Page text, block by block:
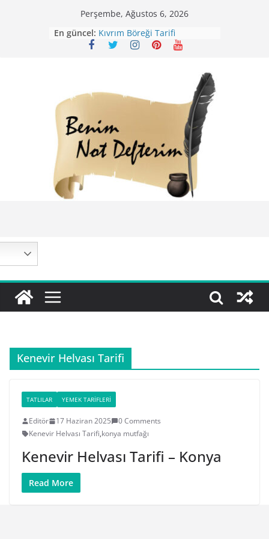
Perşembe, Ağustos 6, 2026
En güncel: Kıvrım Böreği Tarifi
Karabuğday Pilavı Tarifi
Kenevir Helvası Tarifi
TATLILAR YEMEK TARIFLERI
Editör 17 Haziran 2025
0 Comments
Kenevir Helvası Tarifi,konya mutfağı
Kenevir Helvası Tarifi – Konya
Read More